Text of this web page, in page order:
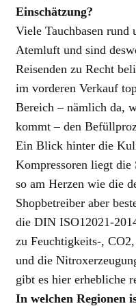
Einschätzung?
Viele Tauchbasen rund
Atemluft und sind
Reisenden zu Recht
im vorderen Verkauf
Bereich – nämlich da,
kommt – den
Ein Blick hinter die
Kompressoren liegt die
so am Herzen wie die
Shopbetreiber aber
die DIN ISO12021-
zu Feuchtigkeits-,
und die
gibt es hier erhebliche
In welchen Regionen